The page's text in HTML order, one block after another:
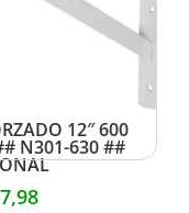
AMIGO BLANCO
12″ 600
N301-630 ##